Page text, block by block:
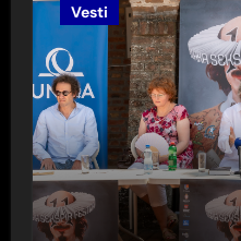
Vesti